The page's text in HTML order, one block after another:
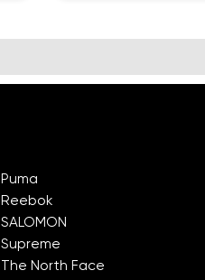
Puma
Reebok
SALOMON
Supreme
The North Face